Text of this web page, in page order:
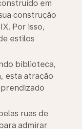
em
construção
Por isso,
estilos
biblioteca,
esta atração
ruas de
admirar